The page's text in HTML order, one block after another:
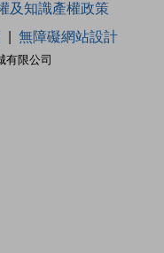
有限公司
及知識產權政策
無障礙網站設計